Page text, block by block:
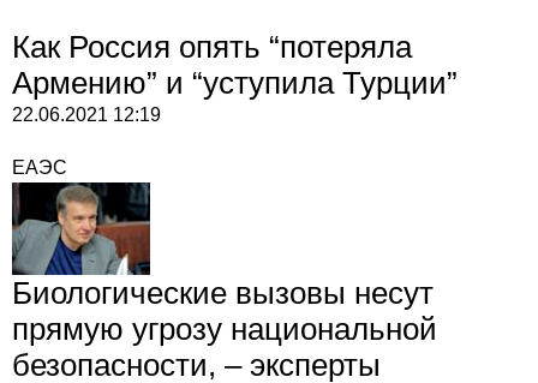
Как Россия опять “потеряла
Армению” и “уступила Турции”
22.06.2021 12:19
ЕАЭС
Биологические вызовы несут
прямую угрозу национальной
безопасности, – эксперты